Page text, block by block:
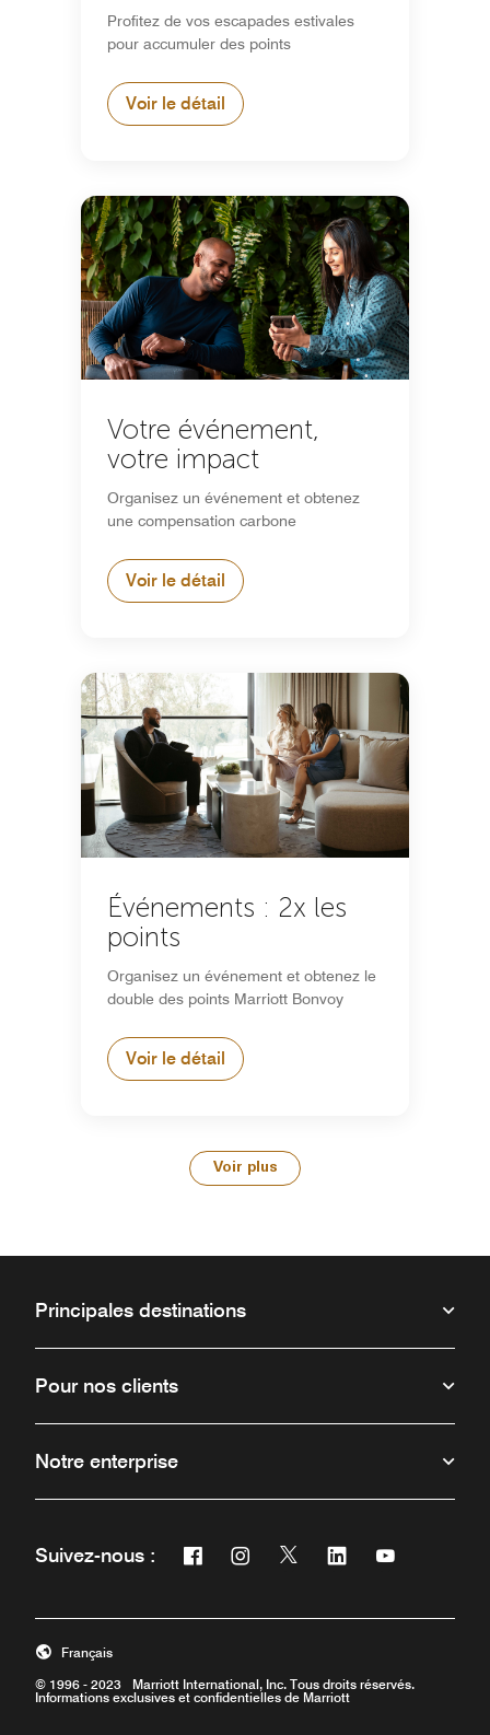
Profitez de vos escapades estivales
pour accumuler des points
Voir le détail
Votre événement,
votre impact
Organisez un événement et obtenez
une compensation carbone
Voir le détail
Événements : 2x les
points
Organisez un événement et obtenez le
double des points Marriott Bonvoy
Voir le détail
Voir plus
Principales destinations
Pour nos clients
Notre enterprise
Suivez-nous : Facebook
Ouvre une nouvelle fenêtre
Instagram
Ouvre une nouvelle fenêtre
Twitter
Ouvre une nouvelle
Linkedin
Ouvre uneOuvre une
© 1996 - 2023 Marriott International, Inc. Tous droits réservés.
Informations exclusives et confidentielles de Marriott
Français